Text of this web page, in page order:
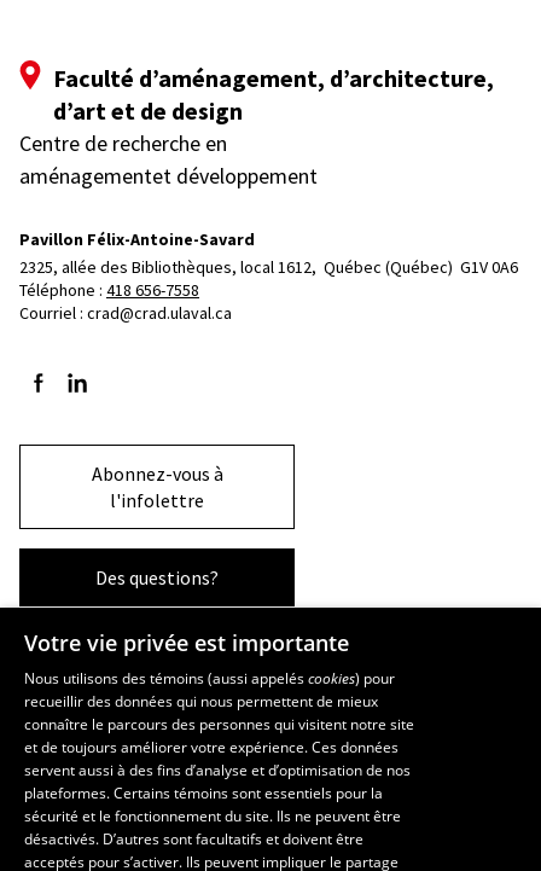
Faculté d’aménagement, d’architecture,
d’art et de design
Centre de recherche en
aménagementet développement
Pavillon Félix-Antoine-Savard
2325, allée des Bibliothèques, local 1612, Québec (Québec)  G1V 0A6
Téléphone : 418 656-7558
Courriel : crad@crad.ulaval.ca
Suivez-nous sur Facebook
Suivez-nous sur LinkedIn
Abonnez-vous à
l'infolettre
Des questions?
La Faculté et ses écoles
Faculté d’aménagement, d’architecture, d’art et de design
École d’art
École supérieure d’aménagement du territoire et de développement
régional
École d’architecture
École de design
Votre vie privée est importante
Nous utilisons des témoins (aussi appeléscookies) pour
recueillir des données qui nous permettent de mieux
connaître le parcours des personnes qui visitent notre site
et de toujours améliorer votre expérience. Ces données
servent aussi à des fins d’analyse et d’optimisation de nos
plateformes. Certains témoins sont essentiels pour la
sécurité et le fonctionnement du site. Ils ne peuvent être
désactivés. D’autres sont facultatifs et doivent être
acceptés pour s’activer. Ils peuvent impliquer le partage